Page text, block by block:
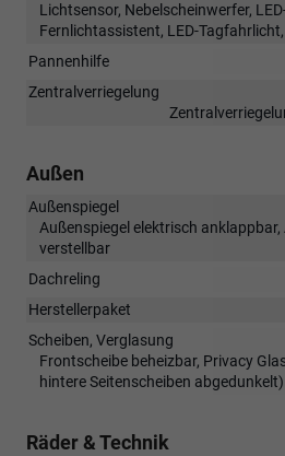
Lichtsensor, Nebelscheinwerfer,
Fernlichtassistent, LED-
Pannenhilfe
Zentralverriegelung
Außen
Außenspiegel
Außenspiegel elektrisch
verstellbar
Dachreling
Herstellerpaket
Scheiben, Verglasung
Frontscheibe beheizbar, Privacy
hintere Seitenscheiben abgedunkelt)
Räder & Technik